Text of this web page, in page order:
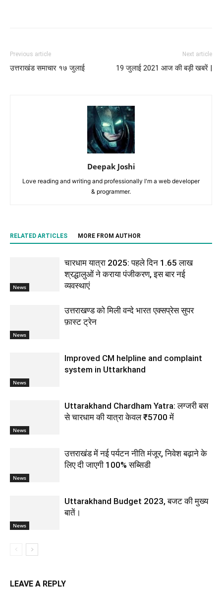
Previous article
उत्तराखंड समाचार १७ जुलाई
Next article
19 जुलाई 2021 आज की बड़ी खबरें |
Deepak Joshi
Love reading and writing and professionally I'm a web developer
& programmer.
RELATED ARTICLES MORE FROM AUTHOR
News
चारधाम यात्रा 2025: पहले दिन 1.65 लाख
श्रद्धालुओं ने कराया पंजीकरण, इस बार नई
व्यवस्थाएं
News
उत्तराखण्ड को मिली वन्दे भारत एक्सप्रेस सुपर
फ़ास्ट ट्रेन
News
Improved CM helpline and complaint
system in Uttarkhand
News
Uttarakhand Chardham Yatra: लग्जरी बस
से चारधाम की यात्रा केवल ₹5700 में
News
उत्तराखंड में नई पर्यटन नीति मंजूर, निवेश बढ़ाने के
लिए दी जाएगी 100% सब्सिडी
News
Uttarakhand Budget 2023, बजट की मुख्य
बातें।
LEAVE A REPLY